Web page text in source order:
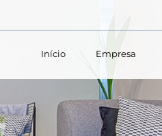
Início Empresa